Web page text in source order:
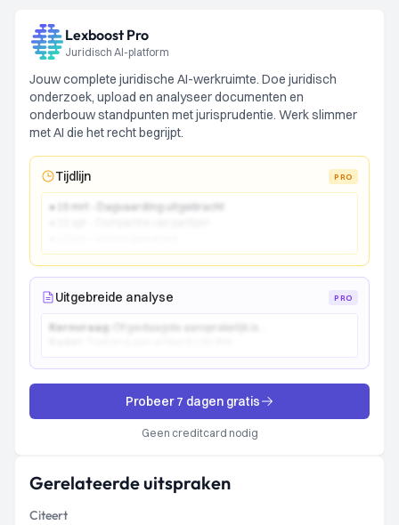
Lexboost Pro
Juridisch AI-platform
Jouw complete juridische AI-werkruimte. Doe juridisch
onderzoek, upload en analyseer documenten en
onderbouw standpunten met jurisprudentie. Werk slimmer
met AI die het recht begrijpt.
Tijdlijn PRO
● 15 mrt - Dagvaarding uitgebracht
Uitgebreide analyse PRO
Kernvraag:
Probeer 7 dagen gratis
Geen creditcard nodig
Gerelateerde uitspraken
Citeert